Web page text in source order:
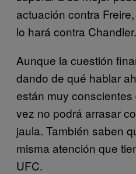
actuación contra
lo hará contra Chandler.
Aunque la cuestión
dando de qué hablar
están muy
vez no podrá arrasar
jaula. También saben
misma atención que
UFC.